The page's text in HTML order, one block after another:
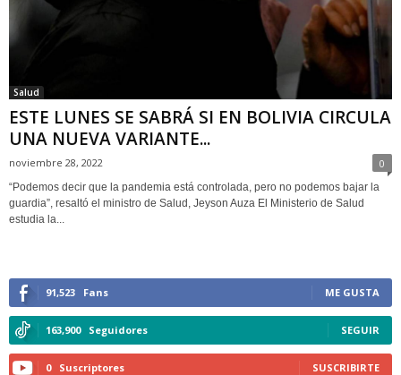
Salud
ESTE LUNES SE SABRÁ SI EN BOLIVIA CIRCULA
UNA NUEVA VARIANTE...
noviembre 28, 2022 0
“Podemos decir que la pandemia está controlada, pero no podemos bajar la
guardia”, resaltó el ministro de Salud, Jeyson Auza El Ministerio de Salud
estudia la...
91,523 Fans ME GUSTA
163,900 Seguidores SEGUIR
0 Suscriptores SUSCRIBIRTE